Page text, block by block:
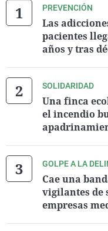
PREVENCIÓN
Las
pacientes
años y tras
SOLIDARIDAD
Una finca
el incendio
GOLPE A LA
Cae una
vigilantes de
empresas